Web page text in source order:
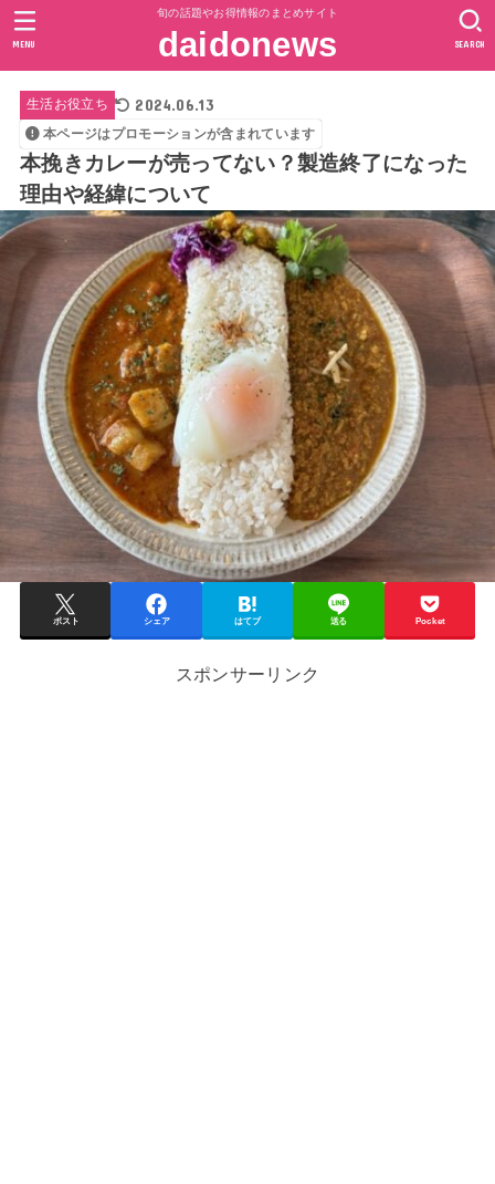
旬の話題やお得情報のまとめサイト
daidonews SEARCH
MENU
生活お役立ち 2024.06.13
本ページはプロモーションが含まれています
本挽きカレーが売ってない？製造終了になった
理由や経緯について
ポスト シェア はてブ 送る Pocket
スポンサーリンク